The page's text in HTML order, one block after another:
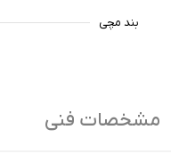
بند مچی
مشخصات فنی